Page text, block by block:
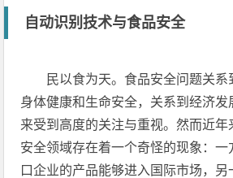
自动识别技术与食品安全
民以食为天。食品安全问题关
身体健康和生命安全，关系到经济发
来受到高度的关注与重视。然而近年
安全领域存在着一个奇怪的现象：一
口企业的产品能够进入国际市场，